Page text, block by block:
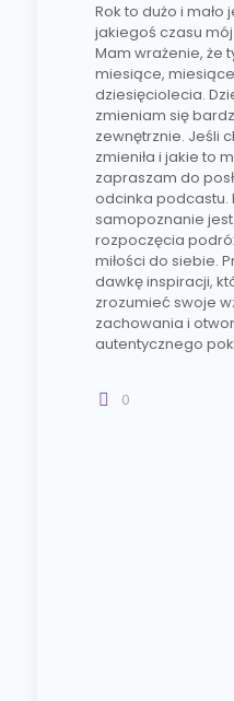
Rok to dużo i
jakiegoś czasu
Mam wrażenie, że
miesiące,
dziesięciolecia.
zmieniam się
zewnętrznie. Jeśli
zmieniła i jakie to
zapraszam do
odcinka podcastu.
samopoznanie
rozpoczęcia
miłości do siebie.
dawkę inspiracji,
zrozumieć swoje
zachowania i
autentycznego
0